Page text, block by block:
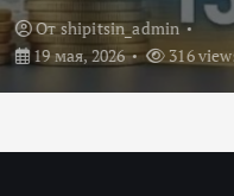
Отshipitsin_admin
19 мая, 2026
316 views